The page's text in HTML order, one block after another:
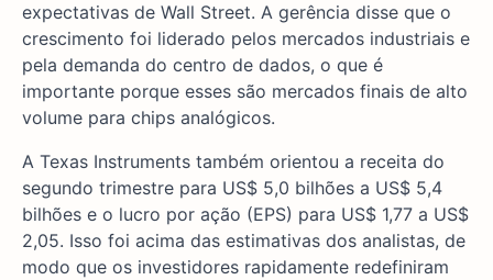
expectativas de Wall Street. A gerência disse que o
crescimento foi liderado pelos mercados industriais e
pela demanda do centro de dados, o que é
importante porque esses são mercados finais de alto
volume para chips analógicos.
A Texas Instruments também orientou a receita do
segundo trimestre para US$ 5,0 bilhões a US$ 5,4
bilhões e o lucro por ação (EPS) para US$ 1,77 a US$
2,05. Isso foi acima das estimativas dos analistas, de
modo que os investidores rapidamente redefiniram